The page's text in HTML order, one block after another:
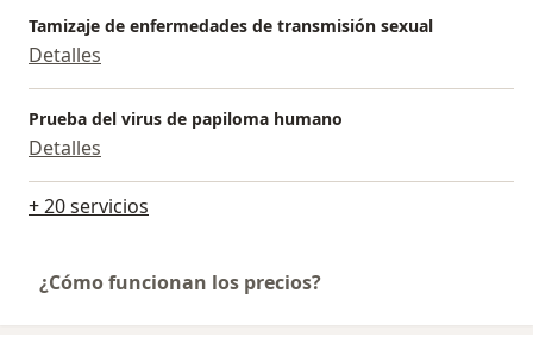
Tamizaje de enfermedades de transmisión sexual
Detalles
Prueba del virus de papiloma humano
Detalles
+ 20 servicios
¿Cómo funcionan los precios?